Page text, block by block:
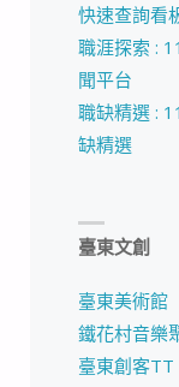
快速查詢看
職涯探索 :
聞平台
職缺精選 :
缺精選
臺東文創
臺東美術館
鐵花村音樂
臺東創客